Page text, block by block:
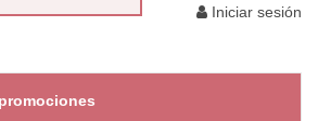
Iniciar sesión